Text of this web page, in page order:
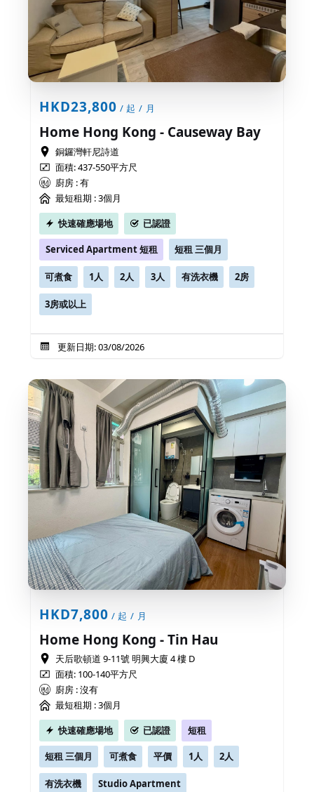
HKD23,800 / 起 / 月
Home Hong Kong - Causeway Bay
銅鑼灣軒尼詩道
面積: 437-550平方尺
廚房 : 有
最短租期 :3個月
快速確應場地
已認證
Serviced Apartment 短租 短租 三個月
可煮食 1人 2人 3人 有洗衣機 2房
3房或以上
更新日期: 03/08/2026
HKD7,800 / 起 / 月
Home Hong Kong - Tin Hau
天后歌頓道 9-11號 明興大廈 4 樓 D
面積: 100-140平方尺
廚房 : 沒有
最短租期 :3個月
快速確應場地
已認證 短租
短租 三個月 可煮食 平價 1人 2人
有洗衣機 Studio Apartment